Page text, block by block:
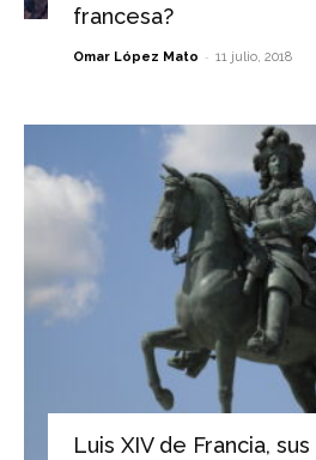
francesa?
Omar López Mato - 11 julio, 2018
Luis XIV de Francia,